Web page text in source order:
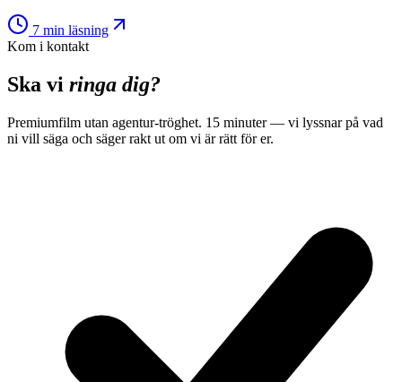
7 min läsning
Kom i kontakt
Ska vi ringa dig?
Premiumfilm utan agentur-tröghet. 15 minuter — vi lyssnar på vad
ni vill säga och säger rakt ut om vi är rätt för er.